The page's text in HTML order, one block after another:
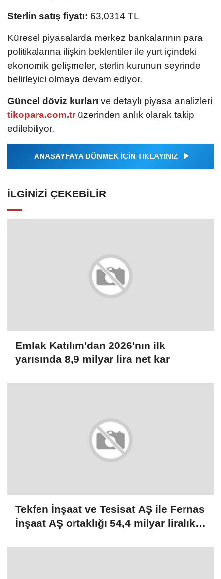
Sterlin satış fiyatı: 63,0314 TL
Küresel piyasalarda merkez bankalarının para
politikalarına ilişkin beklentiler ile yurt içindeki
ekonomik gelişmeler, sterlin kurunun seyrinde
belirleyici olmaya devam ediyor.
Güncel döviz kurları ve detaylı piyasa analizleri
tikopara.com.trüzerinden anlık olarak takip
edilebiliyor.
ANASAYFAYA DÖNMEK İÇİN TIKLAYINIZ
İLGINIZI ÇEKEBILIR
Emlak Katılım'dan 2026'nın ilk
yarısında 8,9 milyar lira net kar
Tekfen İnşaat ve Tesisat AŞ ile Fernas
İnşaat AŞ ortaklığı 54,4 milyar liralık